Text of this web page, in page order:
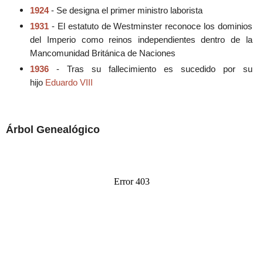
1924 - Se designa el primer ministro laborista
1931 - El estatuto de Westminster reconoce los dominios
del Imperio como reinos independientes dentro de la
Mancomunidad Británica de Naciones
1936
- Tras su fallecimiento es sucedido por su
hijo Eduardo VIII
Árbol Genealógico